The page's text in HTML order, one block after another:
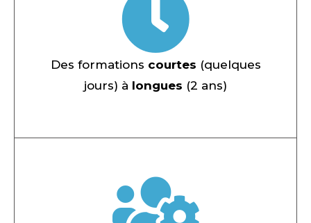
Des formations courtes (quelques
jours) à longues (2 ans)